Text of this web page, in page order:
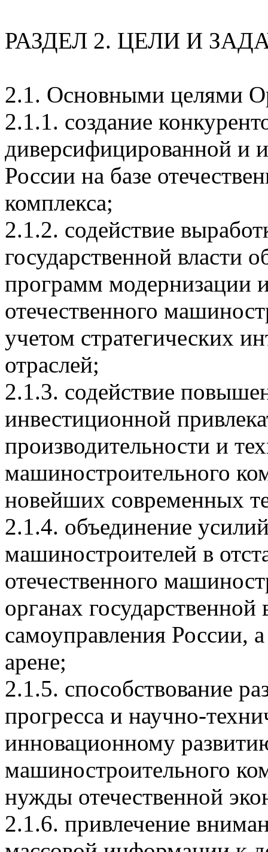
РАЗДЕЛ 2. ЦЕЛИ И
2.1. Основными целями
2.1.1. создание
диверсифицированной и
России на базе
комплекса;
2.1.2. содействие
государственной власти
программ модернизации
отечественного
учетом стратегических
отраслей;
2.1.3. содействие
инвестиционной
производительности и
машиностроительного
новейших современных
2.1.4. объединение
машиностроителей в
отечественного
органах
самоуправления России,
арене;
2.1.5. способствование
прогресса и научно-
инновационному
машиностроительного
нужды отечественной
2.1.6. привлечение